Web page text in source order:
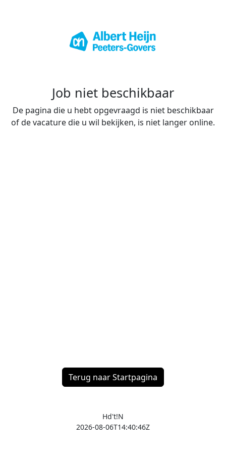
Job niet beschikbaar
De pagina die u hebt opgevraagd is niet beschikbaar
of de vacature die u wil bekijken, is niet langer online.
Terug naar Startpagina
Hd't!N
2026-08-06T14:40:46Z